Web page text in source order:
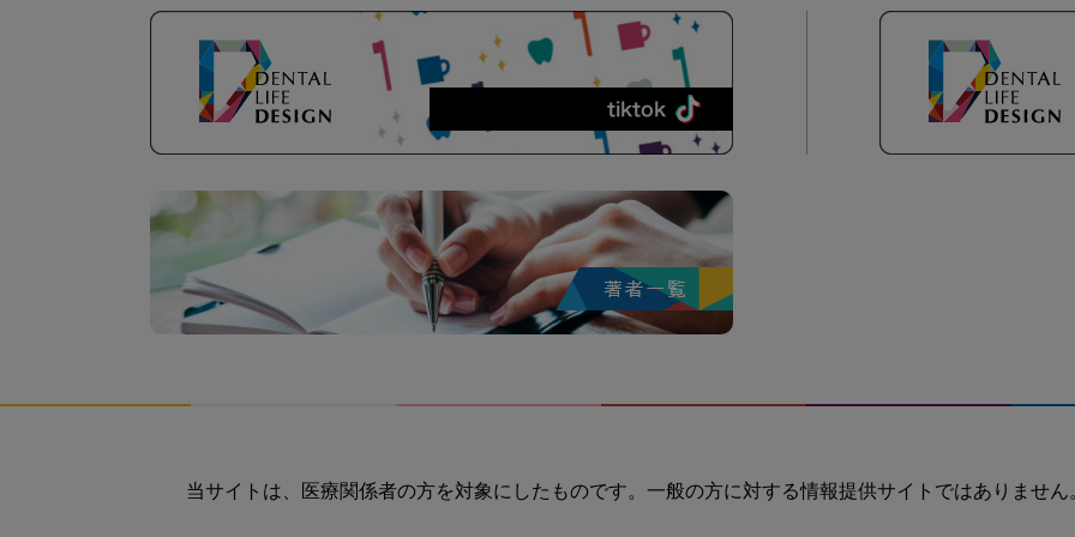
当サイトは、医療関係者の方を対象にしたものです。一般の方に対する情報提供サイトではありません